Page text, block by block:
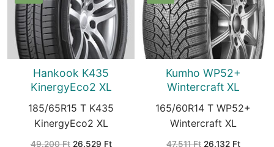
Hankook K435
KinergyEco2 XL
185/65R15 T K435
KinergyEco2 XL
49.200Ft Original
26.529 FtCurrent
Kumho WP52+
Wintercraft XL
165/60R14 T WP52+
Wintercraft XL
47.511Ft Original
26.132 FtCurrent